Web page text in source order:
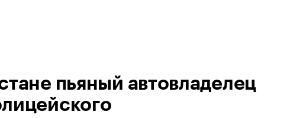
пьяный автовладелец